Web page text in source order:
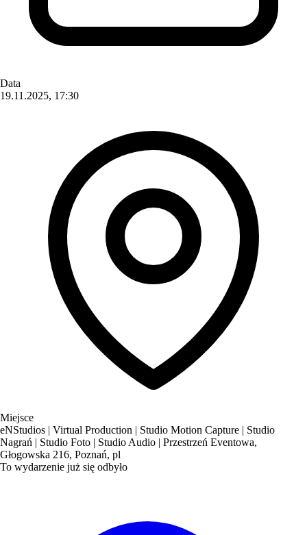
Data
19.11.2025, 17:30
Miejsce
eNStudios | Virtual Production | Studio Motion Capture | Studio
Nagrań | Studio Foto | Studio Audio | Przestrzeń Eventowa,
Głogowska 216, Poznań, pl
To wydarzenie już się odbyło